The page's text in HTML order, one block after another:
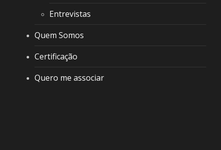
Entrevistas
Quem Somos
Certificação
Quero me associar